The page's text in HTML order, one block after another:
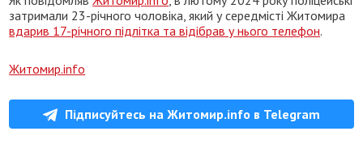
затримали 23-річного чоловіка, який у середмісті Житомира
вдарив 17-річного підлітка та відібрав у нього телефон.
Житомир.info
Підписуйтесь на Житомир.info в Telegram